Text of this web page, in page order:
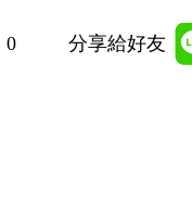
0 分享給好友